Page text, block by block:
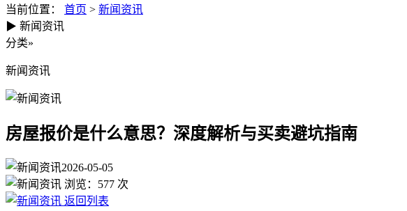
当前位置： 首页 > 新闻资讯
房屋报价是什么意思？深度解析与买卖避
▶ 新闻资讯
分类»
新闻资讯
房屋报价是什么意思？深度解析与买卖避坑指南
2026-05-05
浏览： 577 次
返回列表